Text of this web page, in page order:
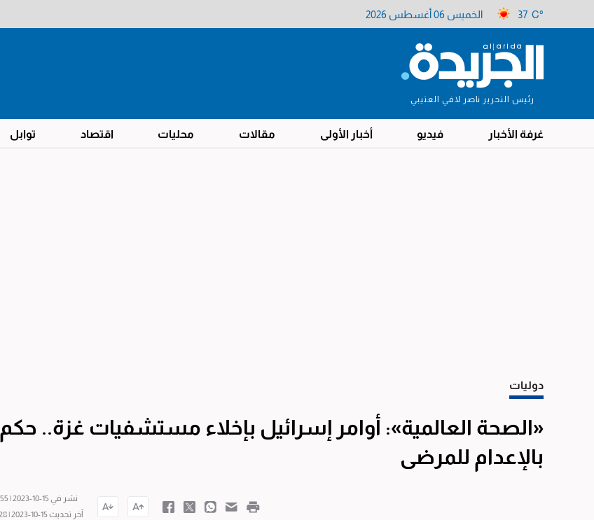
37 C° الخميس 06 أغسطس 2026
رئيس التحرير ناصر لافي العتيبي
غرفة الأخبار فيديو أخبار الأولى مقالات محليات اقتصاد توابل
دوليات
«الصحة العالمية»: أوامر إسرائيل بإخلاء مستشفيات غزة.. حكم
بالإعدام للمرضى
نشر في 15-10-2023 | 09:55
آخر تحديث 15-10-2023 | 17:28